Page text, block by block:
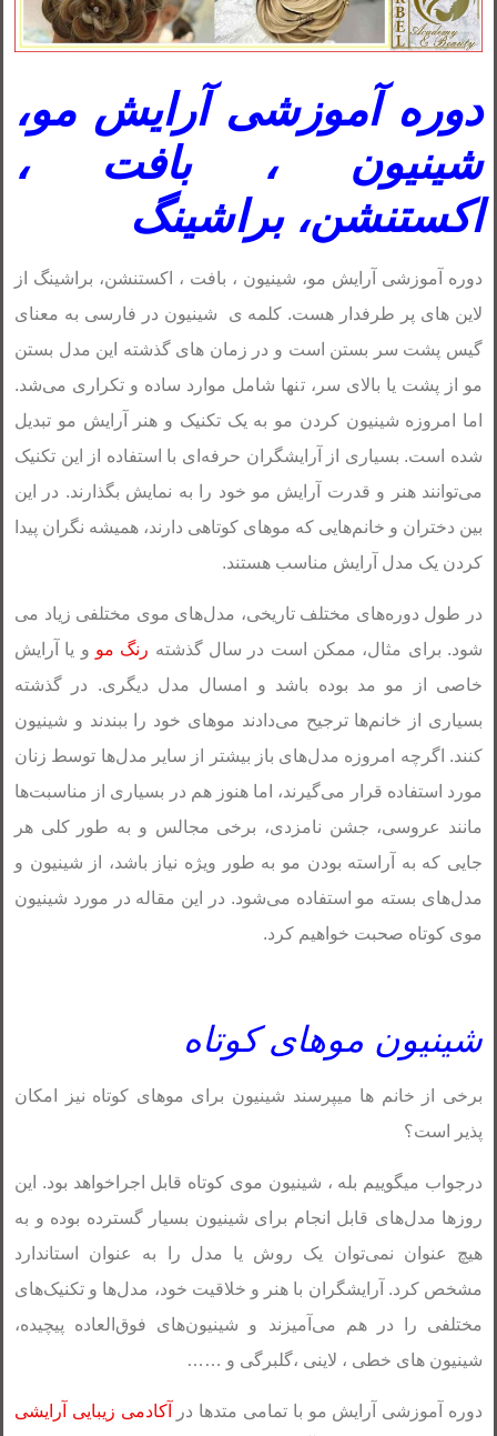
دوره آموزشی آرایش مو،
شینیون ، بافت ،
اکستنشن، براشینگ
دوره آموزشی آرایش مو، شینیون ، بافت ، اکستنشن، براشینگ از
لاین های پر طرفدار هست. کلمه ی شینیون در فارسی به معنای
گیس پشت سر بستن است و در زمان های گذشته این مدل بستن
مو از پشت یا بالای سر، تنها شامل موارد ساده و تکراری می‌شد.
اما امروزه شینیون کردن مو به یک تکنیک و هنر آرایش مو تبدیل
شده است. بسیاری از آرایشگران حرفه‌ای با استفاده از این تکنیک
می‌توانند هنر و قدرت آرایش مو خود را به نمایش بگذارند. در این
بین دختران و خانم‌هایی که موهای کوتاهی دارند، همیشه نگران پیدا
کردن یک مدل آرایش مناسب هستند.
در طول دوره‌های مختلف تاریخی، مدل‌های موی مختلفی زیاد می
شود. برای مثال، ممکن است در سال گذشته رنگ مو و یا آرایش
خاصی از مو مد بوده باشد و امسال مدل دیگری. در گذشته
بسیاری از خانم‌ها ترجیح می‌دادند موهای خود را ببندند و شینیون
کنند. اگرچه امروزه مدل‌های باز بیشتر از سایر مدل‌ها توسط زنان
مورد استفاده قرار می‌گیرند، اما هنوز هم در بسیاری از مناسبت‌ها
مانند عروسی، جشن نامزدی، برخی مجالس و به طور کلی هر
جایی که به آراسته بودن مو به طور ویژه نیاز باشد، از شینیون و
مدل‌های بسته مو استفاده می‌شود. در این مقاله در مورد شینیون
موی کوتاه صحبت خواهیم کرد.
شینیون موهای کوتاه
برخی از خانم ها میپرسند شینیون برای موهای کوتاه نیز امکان
پذیر است؟
درجواب میگوییم بله ، شینیون موی کوتاه قابل اجراخواهد بود. این
روزها مدل‌های قابل انجام برای شینیون بسیار گسترده بوده و به
هیچ عنوان نمی‌توان یک روش یا مدل را به عنوان استاندارد
مشخص کرد. آرایشگران با هنر و خلاقیت خود، مدل‌ها و تکنیک‌های
مختلفی را در هم می‌آمیزند و شینیون‌های فوق‌العاده پیچیده،
شینیون های خطی ، لاینی ،گلبرگی و ……
دوره آموزشی آرایش مو با تمامی متدها در
آکادمی زیبایی آرایشی